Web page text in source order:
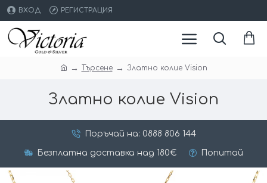
ВХОД РЕГИСТРАЦИЯ
Търсене Златно колие Vision
Златно колие Vision
Поръчай на: 0888 806 144
Безплатна доставка над 180€ Попитай